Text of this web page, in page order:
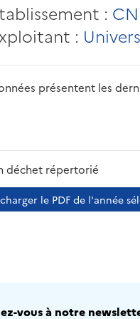
:
:
présentent les
2014
déchet répertorié
le PDF de l'année
vous à notre